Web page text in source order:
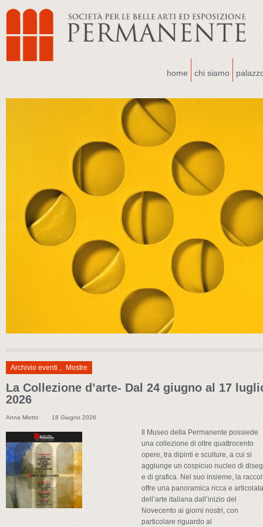
home chi siamo
Archivio eventi , Mostre
La Collezione d’arte- Dal 24 giugno al 17
2026
Anna Miotto 18 Giugno 2026
Il Museo della Permanente possiede
una collezione di oltre quattrocento
opere, tra dipinti e sculture, a cui si
aggiunge un cospicuo nucleo di
e di grafica. Nel suo insieme, la
offre una panoramica ricca e
dell’arte italiana dall’inizio del
Novecento ai giorni nostri, con
particolare riguardo al